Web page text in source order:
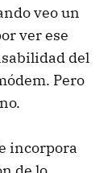
veo un
ver ese
del
Pero
incorpora